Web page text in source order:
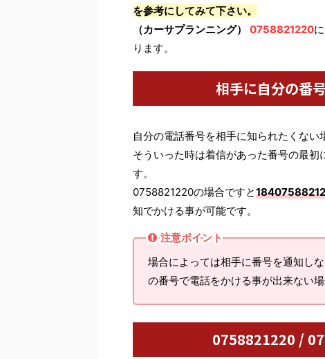
を参考にしてみて下さい。
（カーサプランニング）
0758821220
ります。
相手に自分の番
自分の電話番号を相手に知られたくない
そういった時は着信があった番号の最
す。
0758821220の場合ですと
知でかける事が可能です。
注意ポイント
場合によっては相手に番号を通知し
の番号で電話をかける事が出来ない
0758821220 /